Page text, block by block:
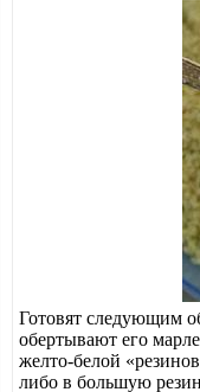
Готовят следующим
обертывают его
желто-белой
либо в большую